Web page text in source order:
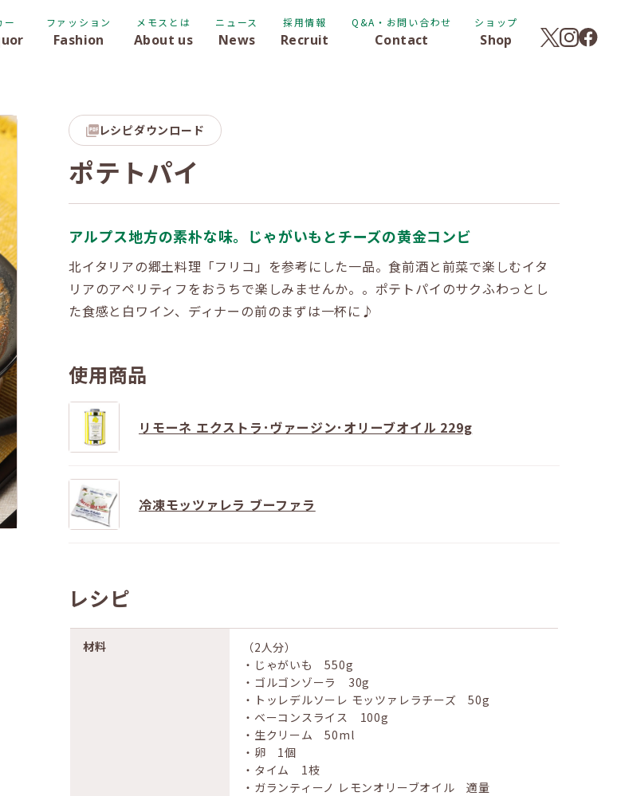
ー ファッション
Fashion
メモスとは
About us
ニュース
News
採用情報
Recruit
Q&A・お問い合わせ
Contact
ショップ
Shop
レシピダウンロード
ポテトパイ
アルプス地方の素朴な味。じゃがいもとチーズの黄金コンビ
北イタリアの郷土料理「フリコ」を参考にした一品。食前酒と前菜で楽しむイタ
リアのアペリティフをおうちで楽しみませんか。。ポテトパイのサクふわっとし
た食感と白ワイン、ディナーの前のまずは一杯に♪
使用商品
リモーネ エクストラ･ヴァージン･オリーブオイル 229g
冷凍モッツァレラ ブーファラ
レシピ
材料
（2人分）
・じゃがいも 550g
・ゴルゴンゾーラ 30g
・トッレデルソーレ モッツァレラチーズ 50g
・ベーコンスライス 100g
・生クリーム 50ml
・卵 1個
・タイム 1枝
・ガランティーノ レモンオリーブオイル 適量